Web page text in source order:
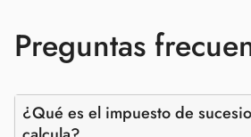
Preguntas
¿Qué es el impuesto de